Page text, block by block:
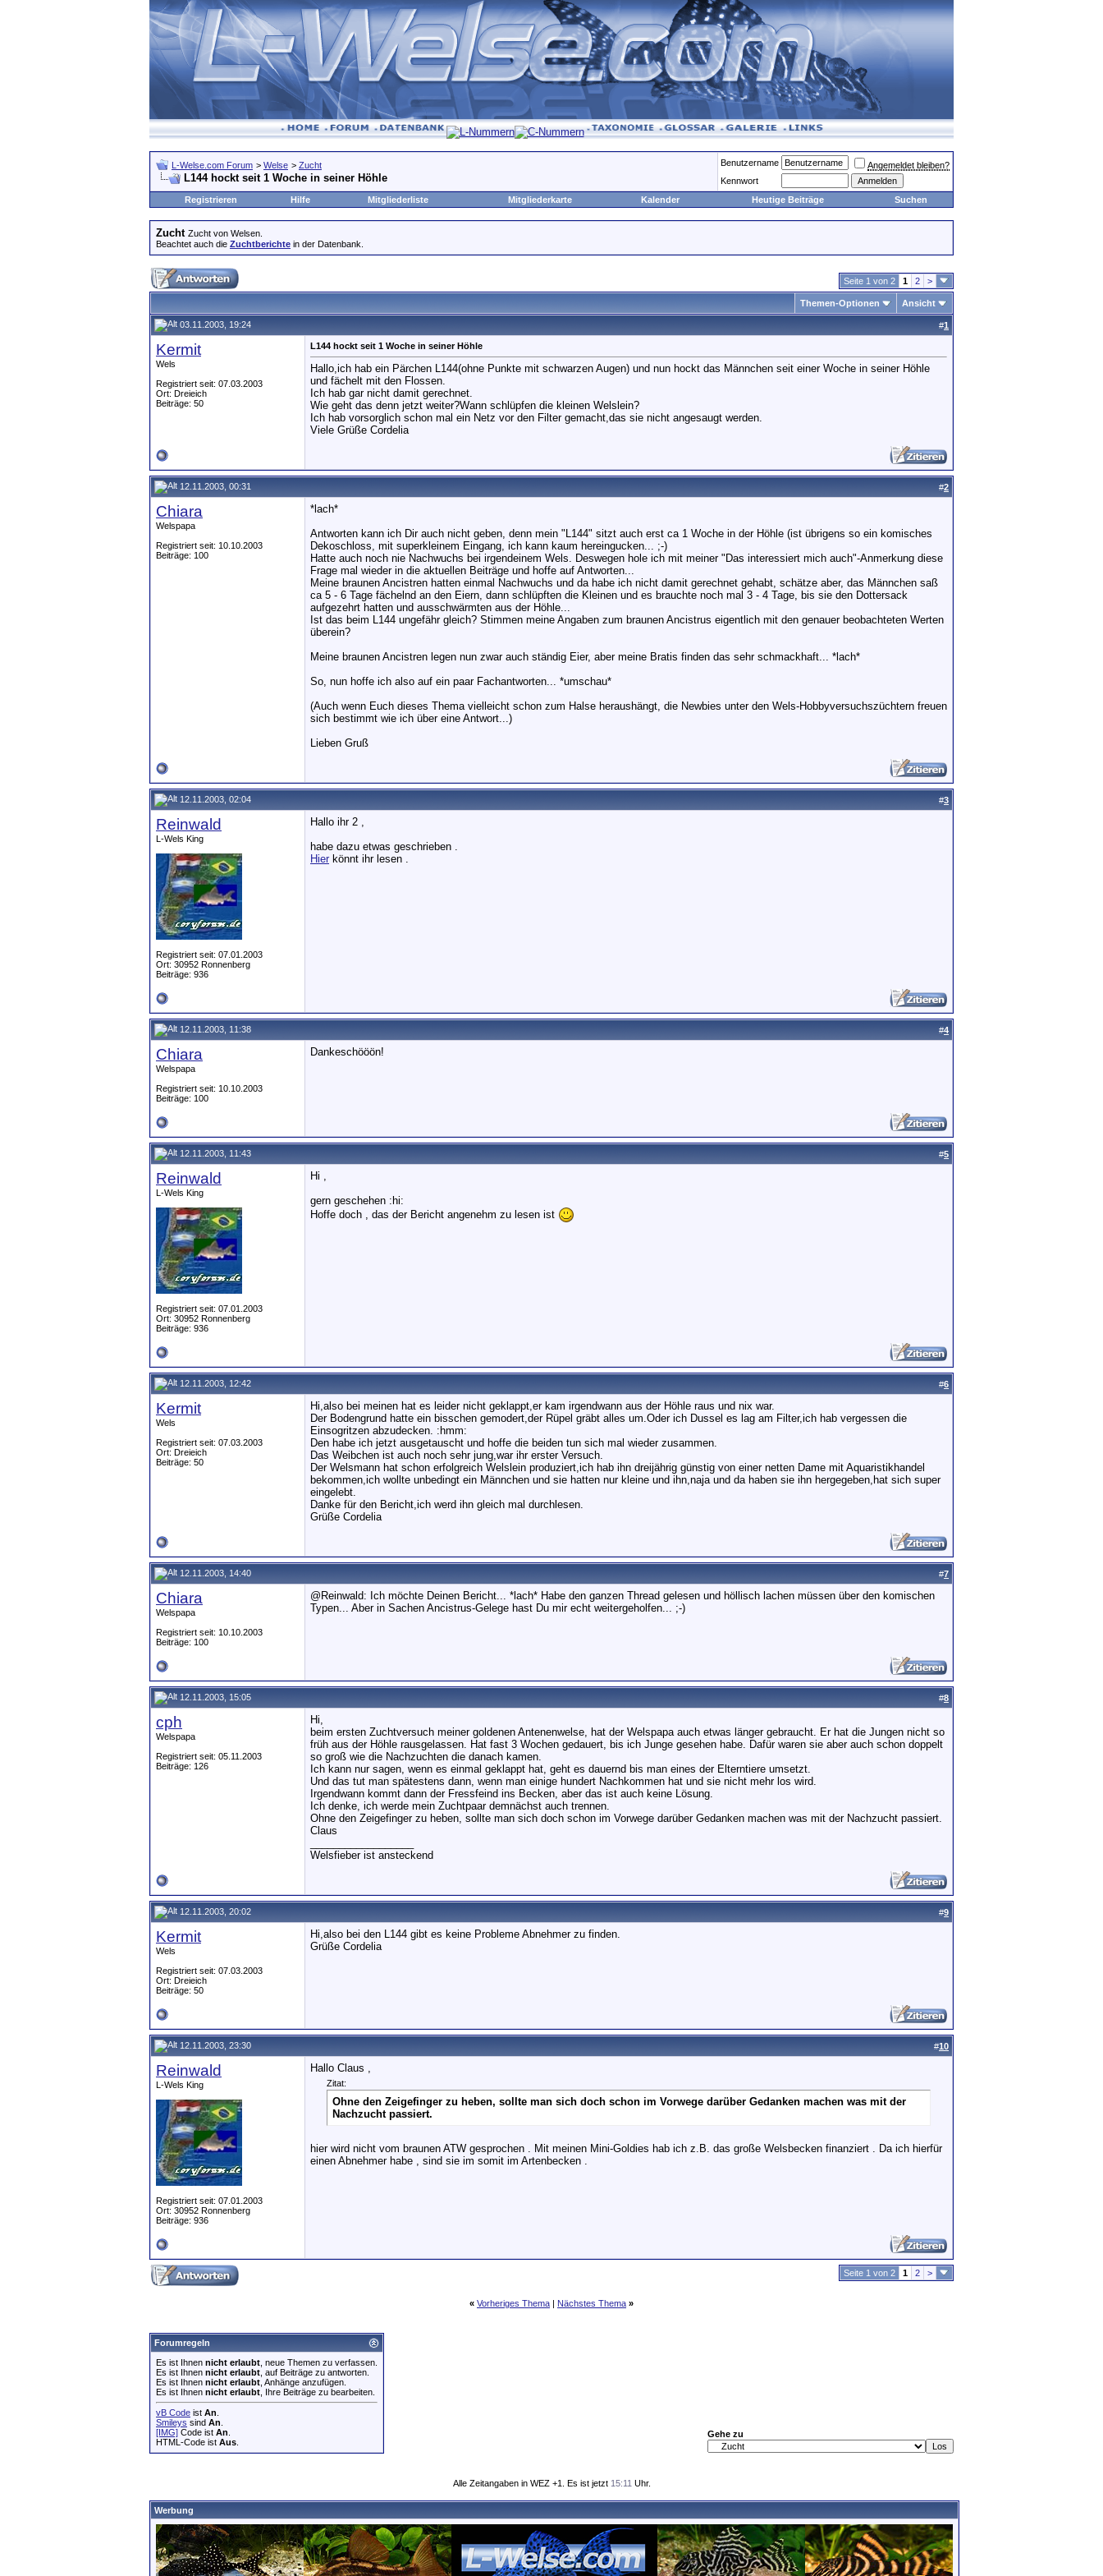
L-Welse.com Forum > Welse > Zucht
L144 hockt seit 1 Woche in seiner Höhle
Benutzername
Angemeldet bleiben?
Kennwort
Registrieren
Hilfe Mitgliederliste Mitgliederkarte Kalender Heutige Beiträge Suchen
Zucht Zucht von Welsen.
Beachtet auch die Zuchtberichte in der Datenbank.
Seite 1 von 2 1 2 >
Themen-Optionen Ansicht
03.11.2003, 19:24 #1
Kermit
Wels
Registriert seit: 07.03.2003
Ort: Dreieich
Beiträge: 50
L144 hockt seit 1 Woche in seiner Höhle
Hallo,ich hab ein Pärchen L144(ohne Punkte mit schwarzen Augen) und nun hockt das Männchen seit einer Woche in seiner Höhle
und fächelt mit den Flossen.
Ich hab gar nicht damit gerechnet.
Wie geht das denn jetzt weiter?Wann schlüpfen die kleinen Welslein?
Ich hab vorsorglich schon mal ein Netz vor den Filter gemacht,das sie nicht angesaugt werden.
Viele Grüße Cordelia
12.11.2003, 00:31 #2
Chiara
Welspapa
Registriert seit: 10.10.2003
Beiträge: 100
*lach*
Antworten kann ich Dir auch nicht geben, denn mein "L144" sitzt auch erst ca 1 Woche in der Höhle (ist übrigens so ein komisches
Dekoschloss, mit superkleinem Eingang, ich kann kaum hereingucken... ;-)
Hatte auch noch nie Nachwuchs bei irgendeinem Wels. Deswegen hole ich mit meiner "Das interessiert mich auch"-Anmerkung diese
Frage mal wieder in die aktuellen Beiträge und hoffe auf Antworten...
Meine braunen Ancistren hatten einmal Nachwuchs und da habe ich nicht damit gerechnet gehabt, schätze aber, das Männchen saß
ca 5 - 6 Tage fächelnd an den Eiern, dann schlüpften die Kleinen und es brauchte noch mal 3 - 4 Tage, bis sie den Dottersack
aufgezehrt hatten und ausschwärmten aus der Höhle...
Ist das beim L144 ungefähr gleich? Stimmen meine Angaben zum braunen Ancistrus eigentlich mit den genauer beobachteten Werten
überein?
Meine braunen Ancistren legen nun zwar auch ständig Eier, aber meine Bratis finden das sehr schmackhaft... *lach*
So, nun hoffe ich also auf ein paar Fachantworten... *umschau*
(Auch wenn Euch dieses Thema vielleicht schon zum Halse heraushängt, die Newbies unter den Wels-Hobbyversuchszüchtern freuen
sich bestimmt wie ich über eine Antwort...)
Lieben Gruß
12.11.2003, 02:04 #3
Reinwald
L-Wels King
Registriert seit: 07.01.2003
Ort: 30952 Ronnenberg
Beiträge: 936
Hallo ihr 2 ,
habe dazu etwas geschrieben .
Hier könnt ihr lesen .
12.11.2003, 11:38 #4
Chiara
Welspapa
Registriert seit: 10.10.2003
Beiträge: 100
Dankeschööön!
12.11.2003, 11:43 #5
Reinwald
L-Wels King
Registriert seit: 07.01.2003
Ort: 30952 Ronnenberg
Beiträge: 936
Hi ,
gern geschehen :hi:
Hoffe doch , das der Bericht angenehm zu lesen ist
12.11.2003, 12:42 #6
Kermit
Wels
Registriert seit: 07.03.2003
Ort: Dreieich
Beiträge: 50
Hi,also bei meinen hat es leider nicht geklappt,er kam irgendwann aus der Höhle raus und nix war.
Der Bodengrund hatte ein bisschen gemodert,der Rüpel gräbt alles um.Oder ich Dussel es lag am Filter,ich hab vergessen die
Einsogritzen abzudecken. :hmm:
Den habe ich jetzt ausgetauscht und hoffe die beiden tun sich mal wieder zusammen.
Das Weibchen ist auch noch sehr jung,war ihr erster Versuch.
Der Welsmann hat schon erfolgreich Welslein produziert,ich hab ihn dreijährig günstig von einer netten Dame mit Aquaristikhandel
bekommen,ich wollte unbedingt ein Männchen und sie hatten nur kleine und ihn,naja und da haben sie ihn hergegeben,hat sich super
eingelebt.
Danke für den Bericht,ich werd ihn gleich mal durchlesen.
Grüße Cordelia
12.11.2003, 14:40 #7
Chiara
Welspapa
Registriert seit: 10.10.2003
Beiträge: 100
@Reinwald: Ich möchte Deinen Bericht... *lach* Habe den ganzen Thread gelesen und höllisch lachen müssen über den komischen
Typen... Aber in Sachen Ancistrus-Gelege hast Du mir echt weitergeholfen... ;-)
12.11.2003, 15:05 #8
cph
Welspapa
Registriert seit: 05.11.2003
Beiträge: 126
Hi,
beim ersten Zuchtversuch meiner goldenen Antenenwelse, hat der Welspapa auch etwas länger gebraucht. Er hat die Jungen nicht so
früh aus der Höhle rausgelassen. Hat fast 3 Wochen gedauert, bis ich Junge gesehen habe. Dafür waren sie aber auch schon doppelt
so groß wie die Nachzuchten die danach kamen.
Ich kann nur sagen, wenn es einmal geklappt hat, geht es dauernd bis man eines der Elterntiere umsetzt.
Und das tut man spätestens dann, wenn man einige hundert Nachkommen hat und sie nicht mehr los wird.
Irgendwann kommt dann der Fressfeind ins Becken, aber das ist auch keine Lösung.
Ich denke, ich werde mein Zuchtpaar demnächst auch trennen.
Ohne den Zeigefinger zu heben, sollte man sich doch schon im Vorwege darüber Gedanken machen was mit der Nachzucht passiert.
Claus
Welsfieber ist ansteckend
12.11.2003, 20:02 #9
Kermit
Wels
Registriert seit: 07.03.2003
Ort: Dreieich
Beiträge: 50
Hi,also bei den L144 gibt es keine Probleme Abnehmer zu finden.
Grüße Cordelia
12.11.2003, 23:30 #10
Reinwald
L-Wels King
Registriert seit: 07.01.2003
Ort: 30952 Ronnenberg
Beiträge: 936
Hallo Claus ,
Zitat:
Ohne den Zeigefinger zu heben, sollte man sich doch schon im Vorwege darüber Gedanken machen was mit der
Nachzucht passiert.
hier wird nicht vom braunen ATW gesprochen . Mit meinen Mini-Goldies hab ich z.B. das große Welsbecken finanziert . Da ich hierfür
einen Abnehmer habe , sind sie im somit im Artenbecken .
Seite 1 von 2 1 2 >
« Vorheriges Thema | Nächstes Thema »
Forumregeln
Es ist Ihnen nicht erlaubt , neue Themen zu verfassen.
Es ist Ihnen nicht erlaubt , auf Beiträge zu antworten.
Es ist Ihnen nicht erlaubt , Anhänge anzufügen.
Es ist Ihnen nicht erlaubt , Ihre Beiträge zu bearbeiten.
vB Code ist An
Smileys sind An
[IMG] Code ist An
HTML-Code ist Aus
Gehe zu
Alle Zeitangaben in WEZ +1. Es ist jetzt 15:11 Uhr.
Werbung